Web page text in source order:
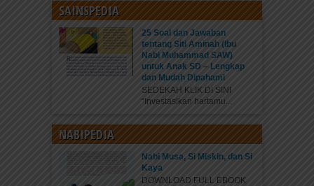
SAINSPEDIA
25 Soal dan Jawaban
tentang Siti Aminah (Ibu
Nabi Muhammad SAW)
untuk Anak SD – Lengkap
dan Mudah Dipahami
SEDEKAH KLIK DI SINI
“Investasikan hartamu...
NABIPEDIA
Nabi Musa, Si Miskin, dan Si
Kaya
DOWNLOAD FULL EBOOK